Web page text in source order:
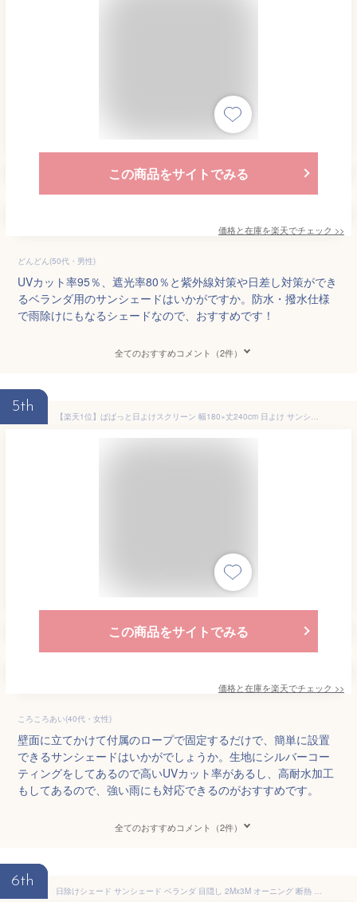
この商品をサイトでみる
価格と在庫を楽天でチェック >>
どんどん(50代・男性)
UVカット率95％、遮光率80％と紫外線対策や日差し対策ができ
るベランダ用のサンシェードはいかがですか。防水・撥水仕様
で雨除けにもなるシェードなので、おすすめです！
全てのおすすめコメント（2件）
5th
【楽天1位】ぱぱっと日よけスクリーン 幅180×丈240cm 日よけ サンシェード 日よけスクリーン ポール付 壁面に立てかけるだけの簡単設置 シェード 日除け UVカット 撥水 西日対策 目隠し たてす よしず 1.8m×2.4m 日除けシェード 1年保証 ★[送料無料]
この商品をサイトでみる
価格と在庫を楽天でチェック >>
ころころあい(40代・女性)
壁面に立てかけて付属のロープで固定するだけで、簡単に設置
できるサンシェードはいかがでしょうか。生地にシルバーコー
ティングをしてあるので高いUVカット率があるし、高耐水加工
もしてあるので、強い雨にも対応できるのがおすすめです。
全てのおすすめコメント（2件）
6th
日除けシェード サンシェード ベランダ 目隠し 2Mx3M オーニング 断熱 遮光 UVカット 風通し 廊下 庭用 屋外 撥水性 防水 紫外線カット